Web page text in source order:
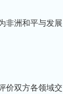
非洲和平与发展
价双方各领域交